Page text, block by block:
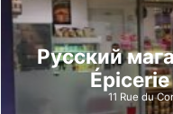
Русский
11 Rue du